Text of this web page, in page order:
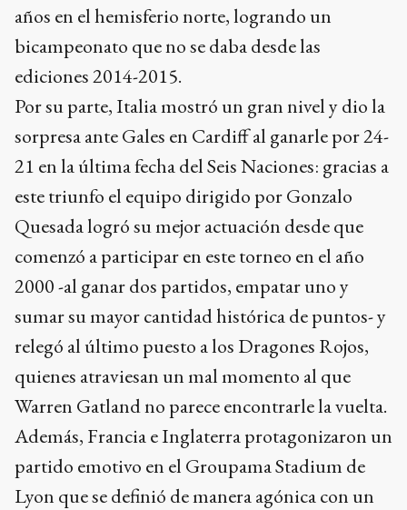
años en el hemisferio norte, logrando un
bicampeonato que no se daba desde las
ediciones 2014-2015.
Por su parte, Italia mostró un gran nivel y dio la
sorpresa ante Gales en Cardiff al ganarle por 24-
21 en la última fecha del Seis Naciones: gracias a
este triunfo el equipo dirigido por Gonzalo
Quesada logró su mejor actuación desde que
comenzó a participar en este torneo en el año
2000 -al ganar dos partidos, empatar uno y
sumar su mayor cantidad histórica de puntos- y
relegó al último puesto a los Dragones Rojos,
quienes atraviesan un mal momento al que
Warren Gatland no parece encontrarle la vuelta.
Además, Francia e Inglaterra protagonizaron un
partido emotivo en el Groupama Stadium de
Lyon que se definió de manera agónica con un